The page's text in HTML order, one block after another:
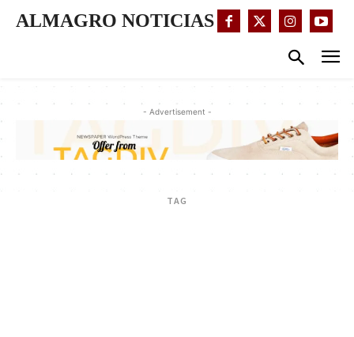
ALMAGRO NOTICIAS
- Advertisement -
TAG